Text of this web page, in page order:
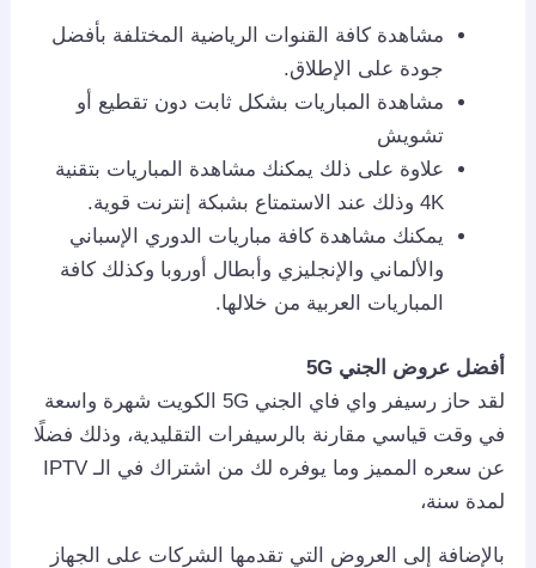
مشاهدة كافة القنوات الرياضية المختلفة بأفضل
جودة على الإطلاق.
مشاهدة المباريات بشكل ثابت دون تقطيع أو
تشويش
علاوة على ذلك يمكنك مشاهدة المباريات بتقنية
4K وذلك عند الاستمتاع بشبكة إنترنت قوية.
يمكنك مشاهدة كافة مباريات الدوري الإسباني
والألماني والإنجليزي وأبطال أوروبا وكذلك كافة
المباريات العربية من خلالها.
أفضل عروض الجني 5G
لقد حاز رسيفر واي فاي الجني 5G الكويت شهرة واسعة
في وقت قياسي مقارنة بالرسيفرات التقليدية، وذلك فضلًا
عن سعره المميز وما يوفره لك من اشتراك في الـ IPTV
لمدة سنة،
بالإضافة إلى العروض التي تقدمها الشركات على الجهاز